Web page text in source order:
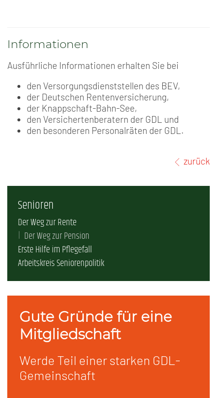
Informationen
Ausführliche Informationen erhalten Sie bei
den Versorgungsdienststellen des BEV,
der Deutschen Rentenversicherung,
der Knappschaft-Bahn-See,
den Versichertenberatern der GDL und
den besonderen Personalräten der GDL.
zurück
Senioren
Der Weg zur Rente
Der Weg zur Pension
Erste Hilfe im Pflegefall
Arbeitskreis Seniorenpolitik
Gute Gründe für eine
Mitgliedschaft
Werde Teil einer starken GDL-
Gemeinschaft